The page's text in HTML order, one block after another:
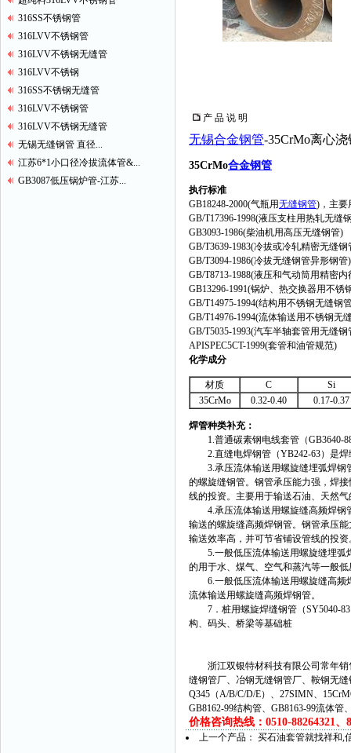
316SS不锈钢管
316LVV不锈钢管
316LVV不锈钢无缝管
316LVV不锈钢
316SS不锈钢无缝管
316LVV不锈钢管
316LVV不锈钢无缝管
无锡无缝钢管 直径...
江苏6*1小口径冷拔流体管&...
GB3087低压锅炉管-江苏...
产 品 说 明
无锡合金钢管-35CrMo离心
35CrMo合金钢管
执行标准
GB18248-2000(气瓶用无缝钢管)，主要
GB/T17396-1998(液压支柱用热轧无缝
GB3093-1986(柴油机用高压无缝钢管)
GB/T3639-1983(冷拔或冷轧精密无缝钢
GB/T3094-1986(冷拔无缝钢管异形钢管)
GB/T8713-1988(液压和气动筒用精密
GB13296-1991(锅炉、热交换器用不锈
GB/T14975-1994(结构用不锈钢无缝钢
GB/T14976-1994(流体输送用不锈钢无
GB/T5035-1993(汽车半轴套管用无缝钢
APISPEC5CT-1999(套管和油管规范)
化学成分
材质 C
Si
35CrMo
0.32-0.40 0.17-0.37
焊管种类补充：
1.普通碳素钢电线套管（GB3640-
2.直缝电焊钢管（YB242-63）是焊
3.承压流体输送用螺旋缝埋弧焊钢管
的螺旋缝钢管。钢管承压能力强，焊
线的投资。主要用于输送石油、天然气
4.承压流体输送用螺旋缝高频焊钢管
输送的螺旋缝高频焊钢管。钢管承压
输送效率高，并可节省铺设管线的投
5.一般低压流体输送用螺旋缝埋弧焊
的用于水、煤气、空气和蒸汽等一般
6.一般低压流体输送用螺旋缝高频焊
流体输送用螺旋缝高频焊钢管。
7．桩用螺旋焊缝钢管（SY5040-83
构、码头、桥梁等基础桩
浙江双银特材科技有限公司常年销
缝钢管厂、冶钢无缝钢管厂、鞍钢无
Q345（A/B/C/D/E）、27SIMN、
GB8162-99结构管、GB8163-99流体
价格咨询热线：0510-88264321、
上一个产品： 买石油套管就找祥和,